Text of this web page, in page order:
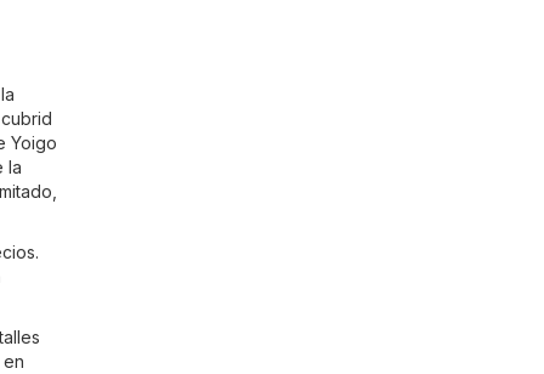
Yoigo
la